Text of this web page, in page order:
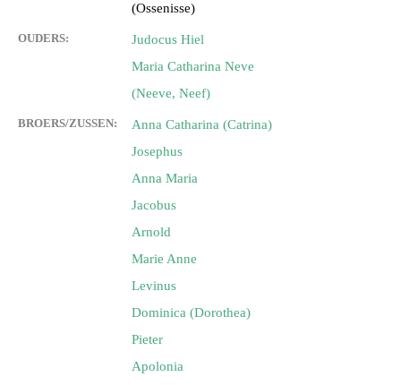
(Ossenisse)
OUDERS:
Judocus Hiel
Maria Catharina Neve
(Neeve, Neef)
BROERS/ZUSSEN:
Anna Catharina (Catrina)
Josephus
Anna Maria
Jacobus
Arnold
Marie Anne
Levinus
Dominica (Dorothea)
Pieter
Apolonia